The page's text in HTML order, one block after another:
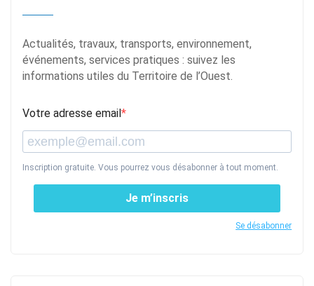
Actualités, travaux, transports, environnement,
événements, services pratiques : suivez les
informations utiles du Territoire de l’Ouest.
Votre adresse email
Inscription gratuite. Vous pourrez vous désabonner à tout moment.
Je m’inscris
Se désabonner